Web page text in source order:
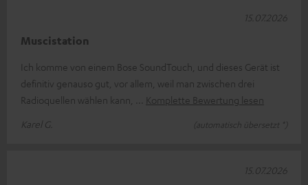
Muscistation
Ich komme von einem Bose SoundTouch, und dieses Gerät ist
definitiv genauso gut, vor allem, weil man zwischen drei
Radioquellen wählen kann,
Komplette Bewertung lesen
Karel G.
(automatisch übersetzt *)
15.07.2026
15.07.2026